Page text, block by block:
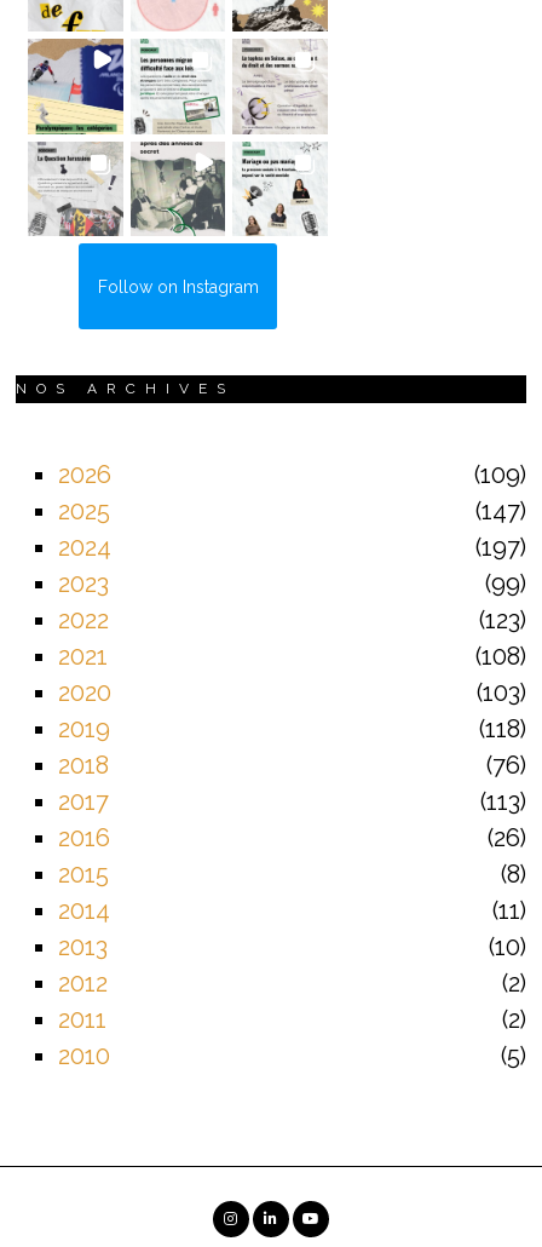
Follow on Instagram
NOS ARCHIVES
2026
109
2025
147
2024
197
2023
99
2022
123
2021
108
2020
103
2019
118
2018
76
2017
113
2016
26
2015
8
2014
11
2013
10
2012
2
2011
2
2010
5